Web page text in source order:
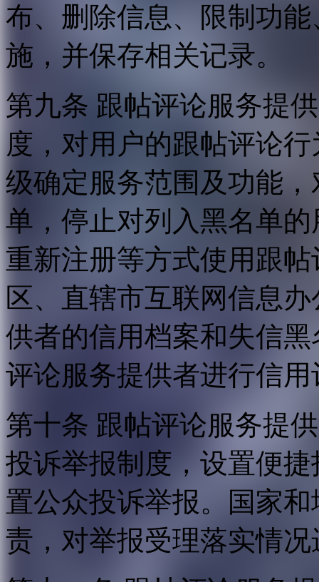
布、删除信息、限制功
施，并保存相关记录。
第九条 跟帖评论服务提
度，对用户的跟帖评论
级确定服务范围及功能
单，停止对列入黑名单
重新注册等方式使用跟
区、直辖市互联网信息
供者的信用档案和失信
评论服务提供者进行信用
第十条 跟帖评论服务提
投诉举报制度，设置便
置公众投诉举报。国家
责，对举报受理落实情